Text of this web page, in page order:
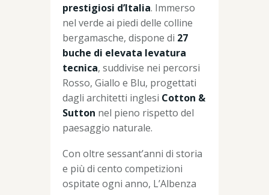
prestigiosi d’Italia. Immerso
nel verde ai piedi delle colline
bergamasche, dispone di 27
buche di elevata levatura
tecnica, suddivise nei percorsi
Rosso, Giallo e Blu, progettati
dagli architetti inglesi Cotton &
Sutton nel pieno rispetto del
paesaggio naturale.
Con oltre sessant’anni di storia
e più di cento competizioni
ospitate ogni anno, L’Albenza